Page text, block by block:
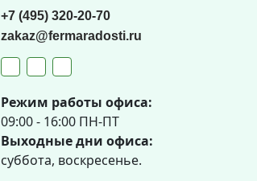
+7 (495) 320-20-70
zakaz@fermaradosti.ru
Режим работы офиса:
09:00 - 16:00 ПН-ПТ
Выходные дни офиса:
суббота, воскресенье.